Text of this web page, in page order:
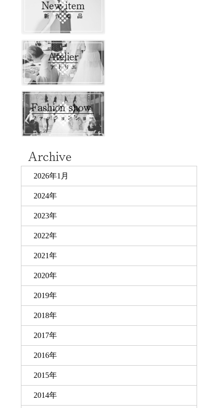
2026年1月
2024年
2023年
2022年
2021年
2020年
2019年
2018年
2017年
2016年
2015年
2014年